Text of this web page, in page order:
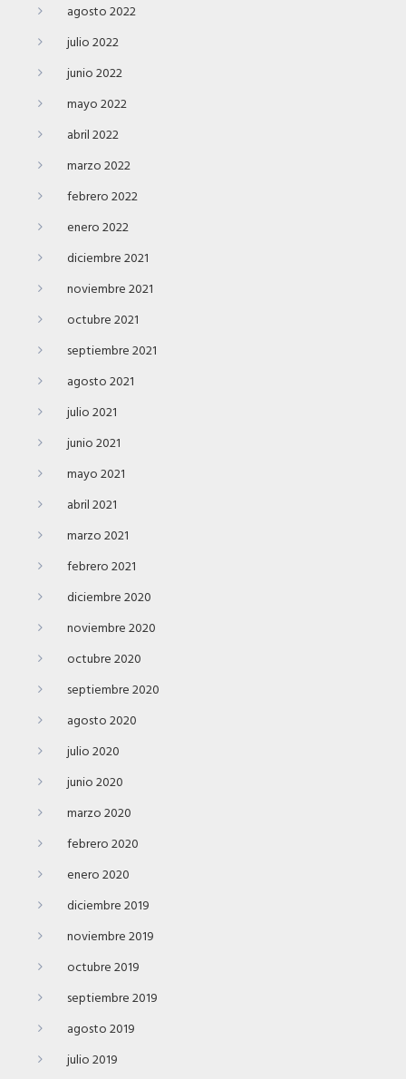
agosto 2022
julio 2022
junio 2022
mayo 2022
abril 2022
marzo 2022
febrero 2022
enero 2022
diciembre 2021
noviembre 2021
octubre 2021
septiembre 2021
agosto 2021
julio 2021
junio 2021
mayo 2021
abril 2021
marzo 2021
febrero 2021
diciembre 2020
noviembre 2020
octubre 2020
septiembre 2020
agosto 2020
julio 2020
junio 2020
marzo 2020
febrero 2020
enero 2020
diciembre 2019
noviembre 2019
octubre 2019
septiembre 2019
agosto 2019
julio 2019